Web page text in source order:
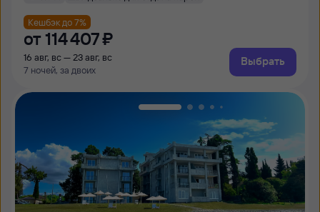
Кешбэк до 7%
от 114 ⁠407 ⁠₽
16 авг, вс — 23 авг, вс
7 ночей, за двоих
Выбрать